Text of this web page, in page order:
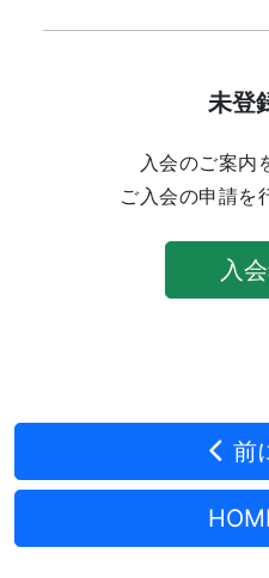
未登
入会のご案内
ご入会の申請を
入
前